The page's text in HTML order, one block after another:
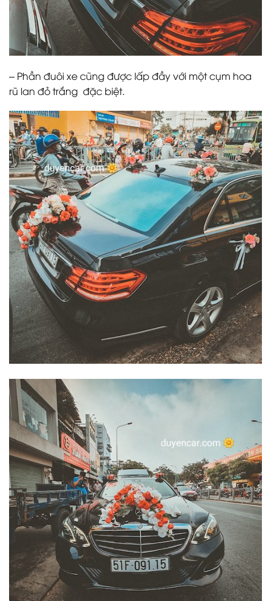
– Phần đuôi xe cũng được lấp đầy với một cụm hoa
rũ lan đỏ trắng đặc biệt.